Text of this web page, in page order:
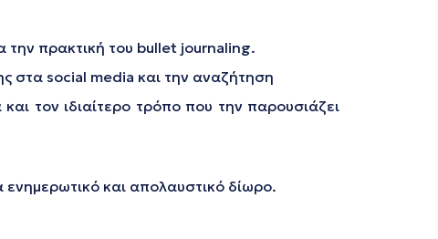
την πρακτική του bullet journaling.
στα social media και την αναζήτηση
τον ιδιαίτερο τρόπο που την παρουσιάζει
ενημερωτικό και απολαυστικό δίωρο.